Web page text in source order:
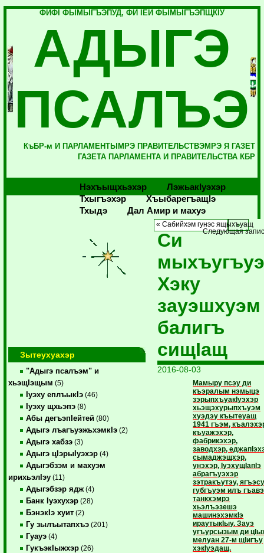
ФИФI ФЫМЫГЪЭПУД, ФИ IЕЙ ФЫМЫГЪЭПЩКIУ
АДЫГЭ
ПСАЛЪЭ
КъБР-м И ПАРЛАМЕНТЫМРЭ ПРАВИТЕЛЬСТВЭМРЭ Я ГАЗЕТ
ГАЗЕТА ПАРЛАМЕНТА И ПРАВИТЕЛЬСТВА КБР
Нэхъыщхьэхэр
Лэжьакlуэхэр
Тхыгъэхэр
Хъыбарегъащlэ
Тхыдэ
Дал Амир и махуэ
Зытеухуахэр
"Адыгэ псалъэм" и
хьэщIэщым (5)
Iуэху еплъыкIэ (46)
Iуэху щхьэпэ (8)
Абы дегъэпIейтей (80)
Адыгэ лъагъуэжьхэмкIэ (2)
Адыгэ хабзэ (3)
Адыгэ цIэрыIуэхэр (4)
Адыгэбзэм и махуэм
ирихьэлIэу (11)
Адыгэбзэр ядж (4)
Банк Iуэхухэр (28)
БэнэкIэ хуит (2)
Гу зылъытапхъэ (201)
Гуауэ (4)
ГукъэкIыжхэр (26)
« Сабийхэм гунэс ящыхъуащ
Следующая
Си
Хэку
зауэшхуэм
балигъ
сищIащ
2016-08-03
Мамыру псэу ди
къэралым нэмыцэ
зэрыпхъуакIуэхэр
хьэщэхурыпхъуэм
хуэдэу къытеуащ
1941 гъэм,
къуажэхэр,
фабрикэхэр,
заводхэр,
сымаджэщхэр,
унэхэр, IуэхущIапIэ
абрагъуэхэр
зэтракъутэу,
губгъуэм илъ
танкхэмрэ
хьэлъэзешэ
машинэхэмкIэ
ираутыкIыу. Зауэ
угъурсызым ди
мелуан 27-м щIигъу
хэкIуэдащ.